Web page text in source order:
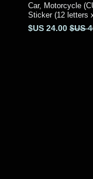
Car, Motorcycle
Sticker (12 letters
سعر البيع